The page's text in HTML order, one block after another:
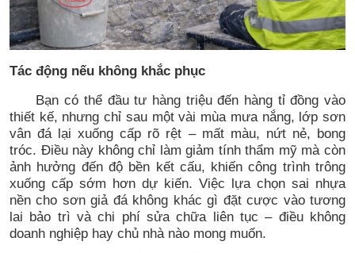
Tác động nếu không khắc phục
Bạn có thể đầu tư hàng triệu đến hàng tỉ đồng vào
thiết kế, nhưng chỉ sau một vài mùa mưa nắng, lớp sơn
vân đá lại xuống cấp rõ rệt – mất màu, nứt nẻ, bong
tróc. Điều này không chỉ làm giảm tính thẩm mỹ mà còn
ảnh hưởng đến độ bền kết cấu, khiến công trình trông
xuống cấp sớm hơn dự kiến. Việc lựa chọn sai nhựa
nền cho sơn giả đá không khác gì đặt cược vào tương
lai bảo trì và chi phí sửa chữa liên tục – điều không
doanh nghiệp hay chủ nhà nào mong muốn.